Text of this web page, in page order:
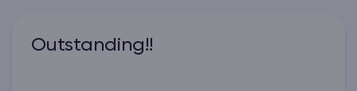
Outstanding!!